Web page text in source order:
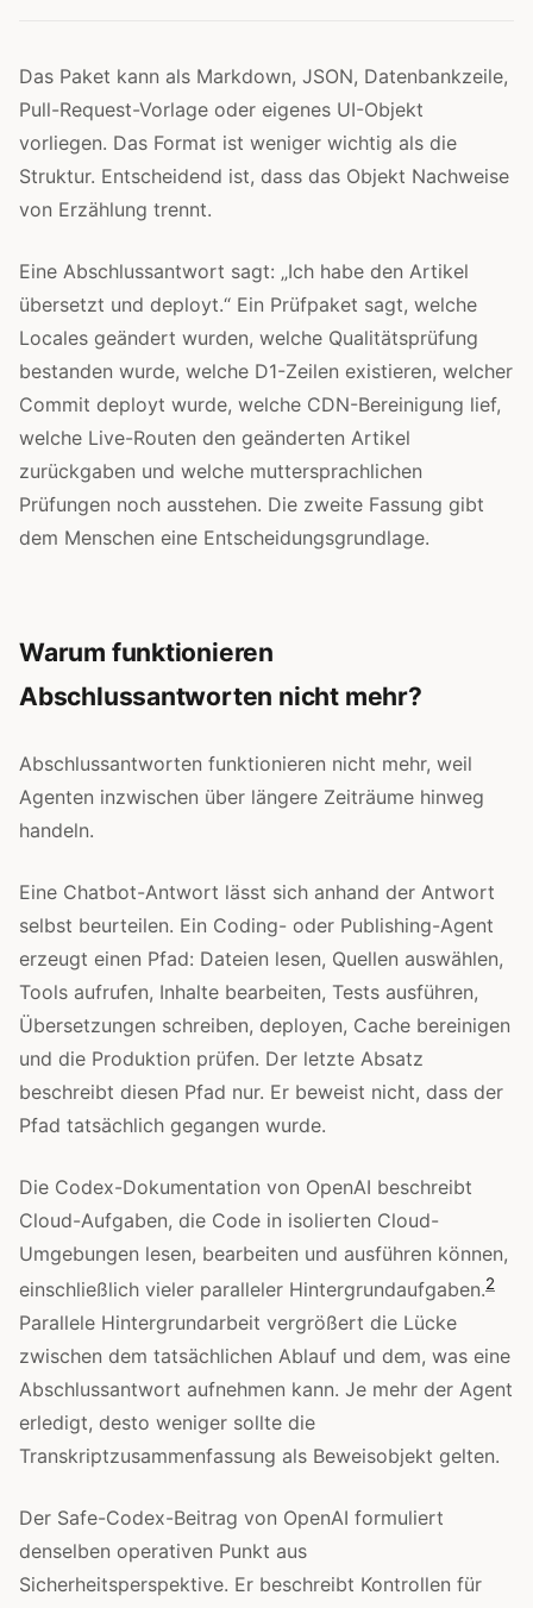
Das Paket kann als Markdown, JSON, Datenbankzeile,
Pull-Request-Vorlage oder eigenes UI-Objekt
vorliegen. Das Format ist weniger wichtig als die
Struktur. Entscheidend ist, dass das Objekt Nachweise
von Erzählung trennt.
Eine Abschlussantwort sagt: „Ich habe den Artikel
übersetzt und deployt.“ Ein Prüfpaket sagt, welche
Locales geändert wurden, welche Qualitätsprüfung
bestanden wurde, welche D1-Zeilen existieren, welcher
Commit deployt wurde, welche CDN-Bereinigung lief,
welche Live-Routen den geänderten Artikel
zurückgaben und welche muttersprachlichen
Prüfungen noch ausstehen. Die zweite Fassung gibt
dem Menschen eine Entscheidungsgrundlage.
Warum funktionieren
Abschlussantworten nicht mehr?
Abschlussantworten funktionieren nicht mehr, weil
Agenten inzwischen über längere Zeiträume hinweg
handeln.
Eine Chatbot-Antwort lässt sich anhand der Antwort
selbst beurteilen. Ein Coding- oder Publishing-Agent
erzeugt einen Pfad: Dateien lesen, Quellen auswählen,
Tools aufrufen, Inhalte bearbeiten, Tests ausführen,
Übersetzungen schreiben, deployen, Cache bereinigen
und die Produktion prüfen. Der letzte Absatz
beschreibt diesen Pfad nur. Er beweist nicht, dass der
Pfad tatsächlich gegangen wurde.
Die Codex-Dokumentation von OpenAI beschreibt
Cloud-Aufgaben, die Code in isolierten Cloud-
Umgebungen lesen, bearbeiten und ausführen können,
einschließlich vieler paralleler Hintergrundaufgaben.2
Parallele Hintergrundarbeit vergrößert die Lücke
zwischen dem tatsächlichen Ablauf und dem, was eine
Abschlussantwort aufnehmen kann. Je mehr der Agent
erledigt, desto weniger sollte die
Transkriptzusammenfassung als Beweisobjekt gelten.
Der Safe-Codex-Beitrag von OpenAI formuliert
denselben operativen Punkt aus
Sicherheitsperspektive. Er beschreibt Kontrollen für